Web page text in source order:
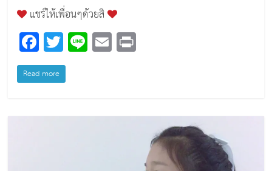
แชร์ให้เพื่อนๆด้วยสิ
F
a
c
b
T
wi
tt
Li
n
E
m
Read more